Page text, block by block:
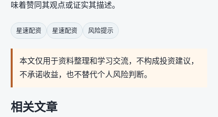
味着赞同其观点或证实其描述。
星速配资 星速配资 风险提示
本文仅用于资料整理和学习交流，不构成投资建议，
不承诺收益，也不替代个人风险判断。
相关文章